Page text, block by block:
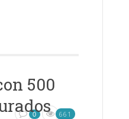
500
0 661